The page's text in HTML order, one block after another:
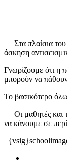
Στα πλαίσια
άσκηση
Γνωρίζουμε ότι η
μπορούν να
Το βασικότερο
Οι μαθητές και
να κάνουμε σε